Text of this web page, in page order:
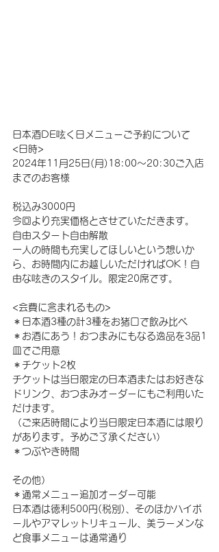
日本酒DE呟く日メニューご予約について
<日時>
2024年11月25日(月)18:00～20:30ご入店
までのお客様
税込み3000円
今回より充実価格とさせていただきます。
自由スタート自由解散
一人の時間も充実してほしいという想いか
ら、お時間内にお越しいただければOK！自
由な呟きのスタイル。限定20席です。
<会費に含まれるもの>
＊日本酒3種の計3種をお猪口で飲み比べ
＊お酒にあう！おつまみにもなる逸品を3品1
皿でご用意
＊チケット2枚
チケットは当日限定の日本酒またはお好きな
ドリンク、おつまみオーダーにもご利用いた
だけます。
（ご来店時間により当日限定日本酒には限り
があります。予めご了承ください）
＊つぶやき時間
その他）
＊通常メニュー追加オーダー可能
日本酒は徳利500円(税別)、そのほかハイボ
ールやアマレットリキュール、美ラーメンな
ど食事メニューは通常通り